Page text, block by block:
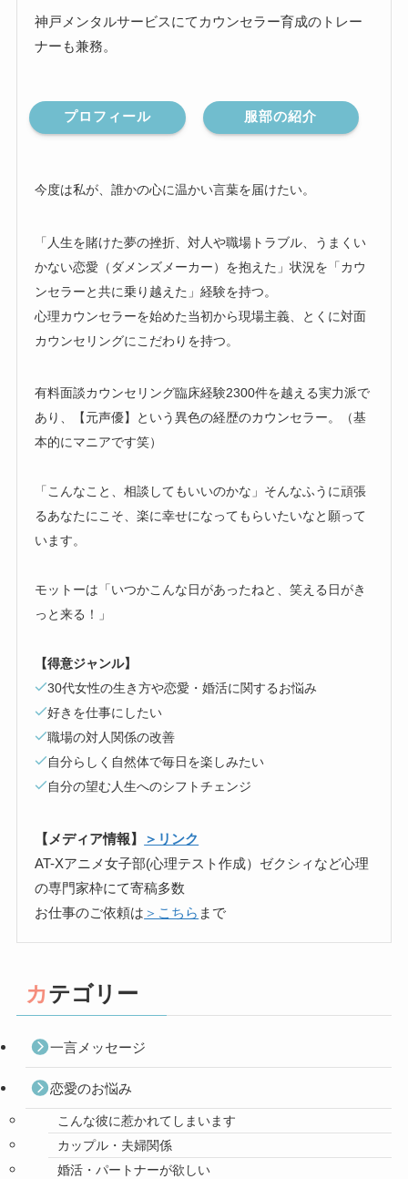
神戸メンタルサービスにてカウンセラー育成のトレー
ナーも兼務。
プロフィール 服部の紹介
今度は私が、誰かの心に温かい言葉を届けたい。
「人生を賭けた夢の挫折、対人や職場トラブル、うまくい
かない恋愛（ダメンズメーカー）を抱えた」状況を「カウ
ンセラーと共に乗り越えた」経験を持つ。
心理カウンセラーを始めた当初から現場主義、とくに対面
カウンセリングにこだわりを持つ。
有料面談カウンセリング臨床経験2300件を越える実力派で
あり、【元声優】という異色の経歴のカウンセラー。（基
本的にマニアです笑）
「こんなこと、相談してもいいのかな」そんなふうに頑張
るあなたにこそ、楽に幸せになってもらいたいなと願って
います。
モットーは「いつかこんな日があったねと、笑える日がき
っと来る！」
【得意ジャンル】
30代女性の生き方や恋愛・婚活に関するお悩み
好きを仕事にしたい
職場の対人関係の改善
自分らしく自然体で毎日を楽しみたい
自分の望む人生へのシフトチェンジ
【メディア情報】
＞リンク
AT-Xアニメ女子部(心理テスト作成）ゼクシィなど心理
の専門家枠にて寄稿多数
お仕事のご依頼は ＞こちら まで
カテゴリー
一言メッセージ
恋愛のお悩み
こんな彼に惹かれてしまいます
カップル・夫婦関係
婚活・パートナーが欲しい